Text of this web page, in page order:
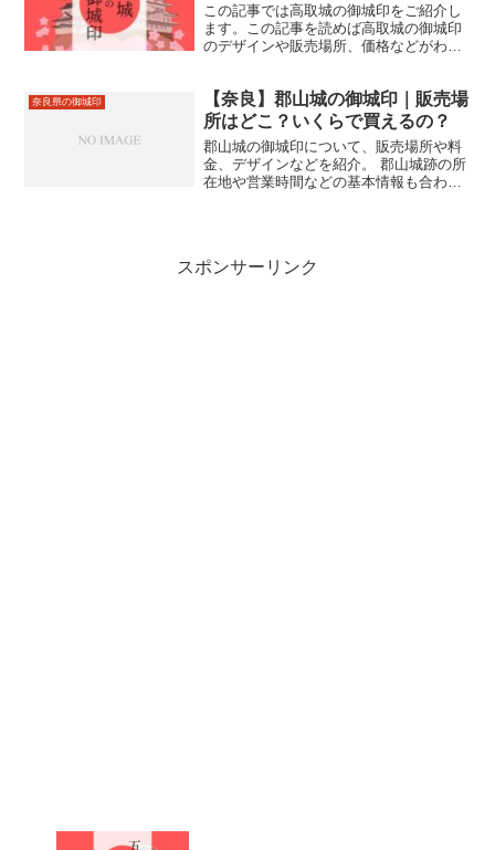
この記事では高取城の御城印をご紹介し
ます。この記事を読めば高取城の御城印
のデザインや販売場所、価格などがわか
にお役立てください。
奈良県の御城印
【奈良】郡山城の御城印｜販売場
所はどこ？いくらで買えるの？
郡山城の御城印について、販売場所や料
金、デザインなどを紹介。 郡山城跡の所
在地や営業時間などの基本情報も合わせ
スポンサーリンク